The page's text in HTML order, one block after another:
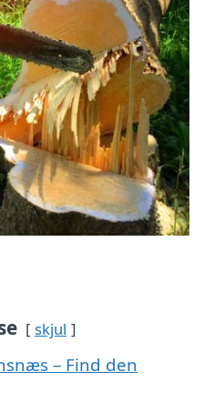
skjul
– Find den